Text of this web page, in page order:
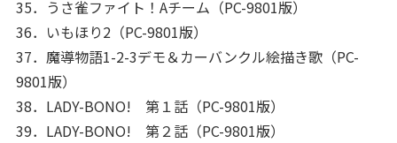
35．うさ雀ファイト！Aチーム（PC-9801版）
36．いもほり2（PC-9801版）
37．魔導物語1-2-3デモ＆カーバンクル絵描き歌（PC-
9801版）
38．LADY-BONO! 第１話（PC-9801版）
39．LADY-BONO! 第２話（PC-9801版）